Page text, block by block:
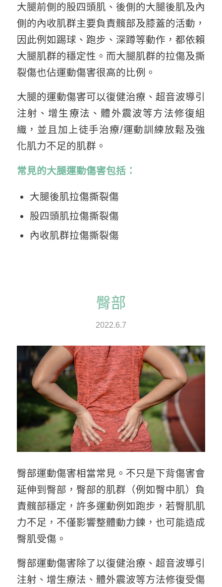
大腿前側的股四頭肌、後側的大腿後肌及內
側的內收肌群主要負責髖部及膝蓋的活動，
因此例如踢球、跑步、深蹲等動作，都依賴
大腿肌群的穩定性。而大腿肌群的拉傷及撕
裂傷也佔運動傷害很高的比例。
大腿的運動傷害可以復健治療、超音波導引
注射、增生療法、體外震波等方法修復組
織，並且加上徒手治療/運動訓練放鬆及強
化肌力不足的肌群。
常見的大腿運動傷害包括：
大腿後肌拉傷撕裂傷
股四頭肌拉傷撕裂傷
內收肌群拉傷撕裂傷
臀部
2022.6.7
臀部運動傷害相當常見。不只是下背傷害會
延伸到臀部，臀部的肌群（例如臀中肌）負
責髖部穩定，許多運動例如跑步，若臀肌肌
力不足，不僅影響整體動力鍊，也可能造成
臀肌受傷。
臀部運動傷害除了以復健治療、超音波導引
注射、增生療法、體外震波等方法修復受傷